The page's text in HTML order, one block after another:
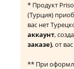
* Продукт
(Турция)
вас нет
аккаунт,
заказе), от
** При